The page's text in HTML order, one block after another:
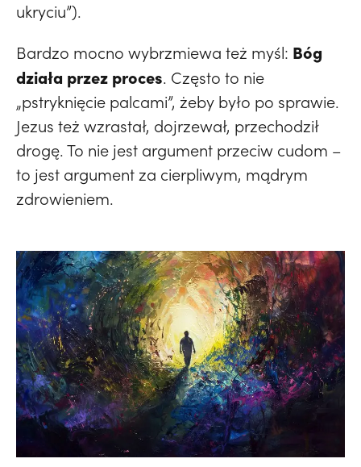
ukryciu”).
Bardzo mocno wybrzmiewa też myśl: Bóg
działa przez proces. Często to nie
„pstryknięcie palcami”, żeby było po sprawie.
Jezus też wzrastał, dojrzewał, przechodził
drogę. To nie jest argument przeciw cudom –
to jest argument za cierpliwym, mądrym
zdrowieniem.